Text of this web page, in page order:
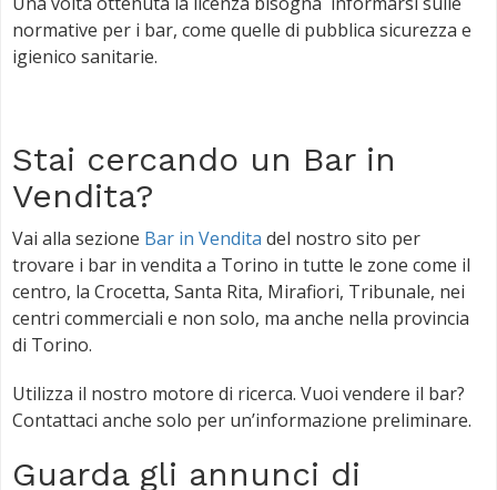
normative per i bar, come quelle di pubblica sicurezza e
igienico sanitarie.
Stai cercando un Bar in
Vendita?
Vai alla sezione Bar in Vendita del nostro sito per
trovare i bar in vendita a Torino in tutte le zone come il
centro, la Crocetta, Santa Rita, Mirafiori, Tribunale, nei
centri commerciali e non solo, ma anche nella provincia
di Torino.
Utilizza il nostro motore di ricerca. Vuoi vendere il bar?
Contattaci anche solo per un’informazione preliminare.
Guarda gli annunci di